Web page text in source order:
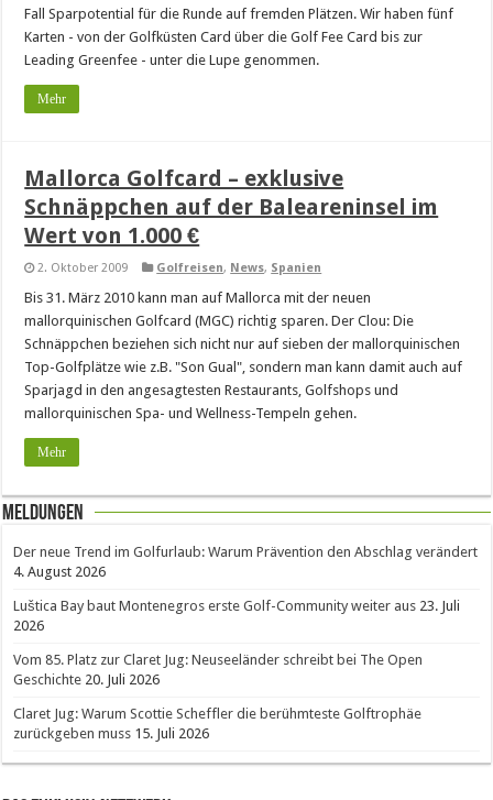
Fall Sparpotential für die Runde auf fremden Plätzen. Wir haben fünf
Karten - von der Golfküsten Card über die Golf Fee Card bis zur
Leading Greenfee - unter die Lupe genommen.
Mehr
Mallorca Golfcard – exklusive
Schnäppchen auf der Baleareninsel im
Wert von 1.000 €
2. Oktober 2009 Golfreisen, News, Spanien
Bis 31. März 2010 kann man auf Mallorca mit der neuen
mallorquinischen Golfcard (MGC) richtig sparen. Der Clou: Die
Schnäppchen beziehen sich nicht nur auf sieben der mallorquinischen
Top-Golfplätze wie z.B. "Son Gual", sondern man kann damit auch auf
Sparjagd in den angesagtesten Restaurants, Golfshops und
mallorquinischen Spa- und Wellness-Tempeln gehen.
Mehr
Meldungen
Der neue Trend im Golfurlaub: Warum Prävention den Abschlag verändert
4. August 2026
Luštica Bay baut Montenegros erste Golf-Community weiter aus 23. Juli
2026
Vom 85. Platz zur Claret Jug: Neuseeländer schreibt bei The Open
Geschichte 20. Juli 2026
Claret Jug: Warum Scottie Scheffler die berühmteste Golftrophäe
zurückgeben muss 15. Juli 2026